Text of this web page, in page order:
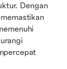
Dengan